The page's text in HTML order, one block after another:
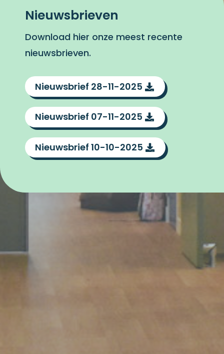
Nieuwsbrieven
Download hier onze meest recente
nieuwsbrieven.
Nieuwsbrief 28-11-2025
Nieuwsbrief 07-11-2025
Nieuwsbrief 10-10-2025